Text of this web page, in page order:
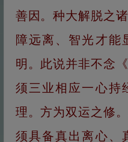
善因。种大解脱之
障远离、智光才能
明。此说并非不念
须三业相应一心持
理。方为双运之修
须具备真出离心、